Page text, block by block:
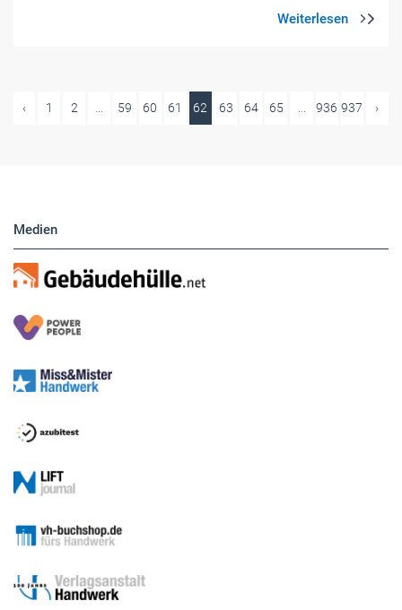
‹ 1 2 ... 59 60 61 62 63 64 65 ... 936 937 ›
Medien